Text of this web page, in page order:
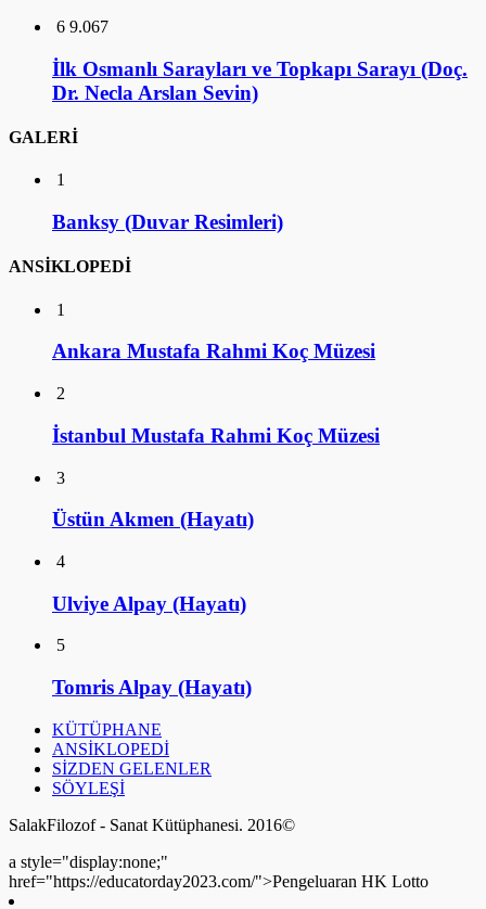
6 9.067
İlk Osmanlı Sarayları ve Topkapı Sarayı (Doç.
Dr. Necla Arslan Sevin)
GALERİ
1
Banksy (Duvar Resimleri)
ANSİKLOPEDİ
1
Ankara Mustafa Rahmi Koç Müzesi
2
İstanbul Mustafa Rahmi Koç Müzesi
3
Üstün Akmen (Hayatı)
4
Ulviye Alpay (Hayatı)
5
Tomris Alpay (Hayatı)
KÜTÜPHANE
ANSİKLOPEDİ
SİZDEN GELENLER
SÖYLEŞİ
SalakFilozof - Sanat Kütüphanesi. 2016©
a style="display:none;"
href="https://educatorday2023.com/">Pengeluaran HK Lotto